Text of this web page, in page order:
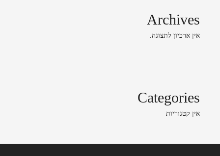
Archives
אין ארכיון לתצוגה.
Categories
אין קטגוריות